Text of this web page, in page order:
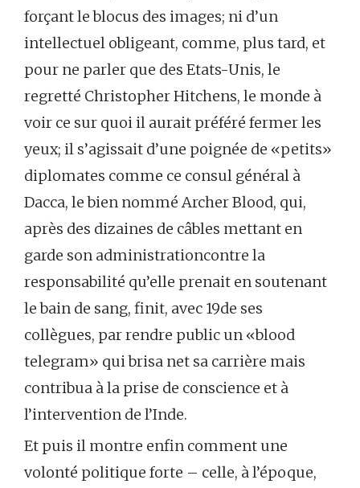
forçant le blocus des images; ni d’un
intellectuel obligeant, comme, plus tard, et
pour ne parler que des Etats-Unis, le
regretté Christopher Hitchens, le monde à
voir ce sur quoi il aurait préféré fermer les
yeux; il s’agissait d’une poignée de «petits»
diplomates comme ce consul général à
Dacca, le bien nommé Archer Blood, qui,
après des dizaines de câbles mettant en
garde son administrationcontre la
responsabilité qu’elle prenait en soutenant
le bain de sang, finit, avec 19de ses
collègues, par rendre public un «blood
telegram» qui brisa net sa carrière mais
contribua à la prise de conscience et à
l’intervention de l’Inde.
Et puis il montre enfin comment une
volonté politique forte – celle, à l’époque,